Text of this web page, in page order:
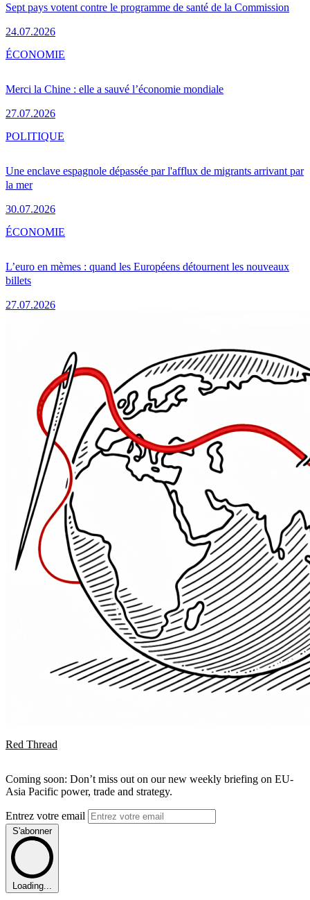
Sept pays votent contre le programme de santé de la Commission
24.07.2026
Merci la Chine : elle a sauvé l’économie mondiale
27.07.2026
ÉCONOMIE
Une enclave espagnole dépassée par l'afflux de migrants arrivant par
la mer
30.07.2026
POLITIQUE
L’euro en mèmes : quand les Européens détournent les nouveaux
billets
27.07.2026
ÉCONOMIE
Red Thread
Coming soon: Don’t miss out on our new weekly briefing on EU-
Asia Pacific power, trade and strategy.
Entrez votre email
S'abonner
Loading...